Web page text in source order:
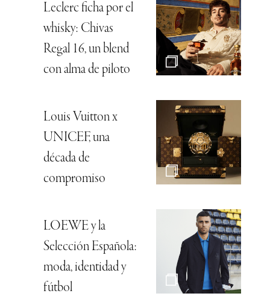
Leclerc ficha por el
whisky: Chivas
Regal 16, un blend
con alma de piloto
Louis Vuitton x
UNICEF, una
década de
compromiso
LOEWE y la
Selección Española:
moda, identidad y
fútbol